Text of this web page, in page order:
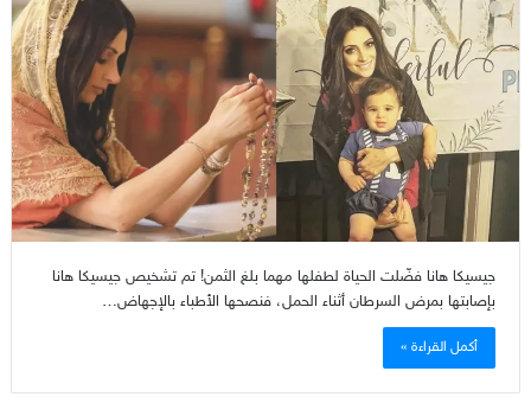
جيسيكا هانا فضّلت الحياة لطفلها مهما بلغ الثمن! تم تشخيص جيسيكا هانا
بإصابتها بمرض السرطان أثناء الحمل، فنصحها الأطباء بالإجهاض…
أكمل القراءة »